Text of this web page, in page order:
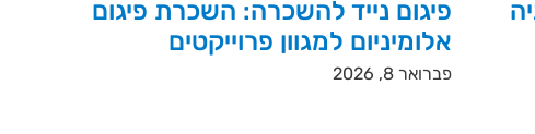
פיגום נייד להשכרה: השכרת פיגום
אלומיניום למגוון פרוייקטים
פברואר 8, 2026